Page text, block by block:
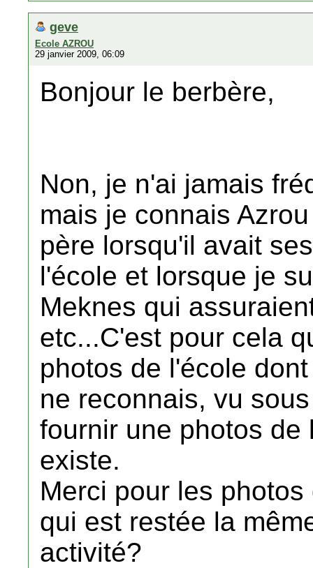
geve
Ecole AZROU
29 janvier 2009, 06:09
Bonjour le berbère,
Non, je n'ai jamais
mais je connais
père lorsqu'il avait
l'école et lorsque je
Meknes qui
etc...C'est pour cela
photos de l'école
ne reconnais, vu
fournir une photos
existe.
Merci pour les
qui est restée la
activité?